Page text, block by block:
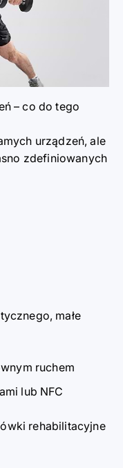
ń–co do tego
urządzeń, ale
zdefiniowanych
małe
ruchem
lub NFC
rehabilitacyjne